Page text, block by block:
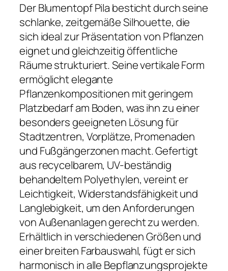
Der Blumentopf Pila besticht durch seine
schlanke, zeitgemäße Silhouette, die
sich ideal zur Präsentation von Pflanzen
eignet und gleichzeitig öffentliche
Räume strukturiert. Seine vertikale Form
ermöglicht elegante
Pflanzenkompositionen mit geringem
Platzbedarf am Boden, was ihn zu einer
besonders geeigneten Lösung für
Stadtzentren, Vorplätze, Promenaden
und Fußgängerzonen macht. Gefertigt
aus recycelbarem, UV-beständig
behandeltem Polyethylen, vereint er
Leichtigkeit, Widerstandsfähigkeit und
Langlebigkeit, um den Anforderungen
von Außenanlagen gerecht zu werden.
Erhältlich in verschiedenen Größen und
einer breiten Farbauswahl, fügt er sich
harmonisch in alle Bepflanzungsprojekte